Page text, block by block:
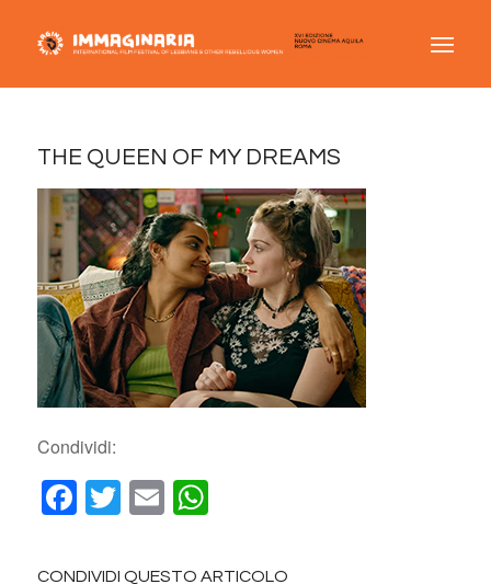
THE QUEEN OF MY DREAMS
Condividi:
Facebook
Twitter
EmailWhatsApp
CONDIVIDI QUESTO ARTICOLO